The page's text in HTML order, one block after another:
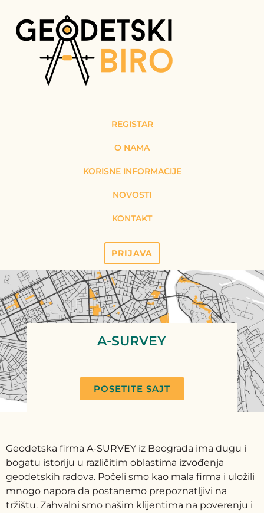
REGISTAR
O NAMA
KORISNE INFORMACIJE
NOVOSTI
KONTAKT
PRIJAVA
A-SURVEY
POSETITE SAJT
Geodetska firma A-SURVEY iz Beograda ima dugu i
bogatu istoriju u različitim oblastima izvođenja
geodetskih radova. Počeli smo kao mala firma i uložili
mnogo napora da postanemo prepoznatljivi na
tržištu. Zahvalni smo našim klijentima na poverenju i